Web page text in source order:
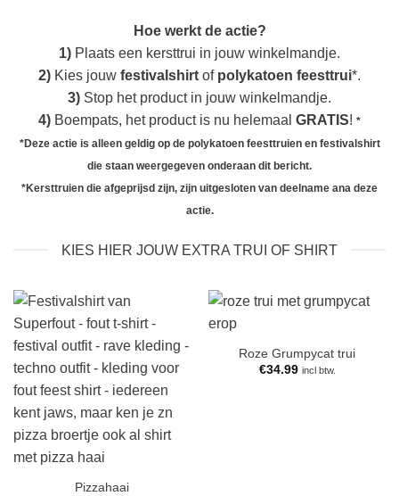
Hoe werkt de actie?
1) Plaats een kersttrui in jouw winkelmandje.
2) Kies jouw festivalshirt of polykatoen feesttrui*.
3) Stop het product in jouw winkelmandje.
4) Boempats, het product is nu helemaal GRATIS! *
*Deze actie is alleen geldig op de polykatoen feesttruien en festivalshirt
die staan weergegeven onderaan dit bericht.
*Kersttruien die afgeprijsd zijn, zijn uitgesloten van deelname ana deze
actie.
KIES HIER JOUW EXTRA TRUI OF SHIRT
Pizzahaai
Roze Grumpycat trui
€34.99 incl btw.